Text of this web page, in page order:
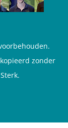
zonder